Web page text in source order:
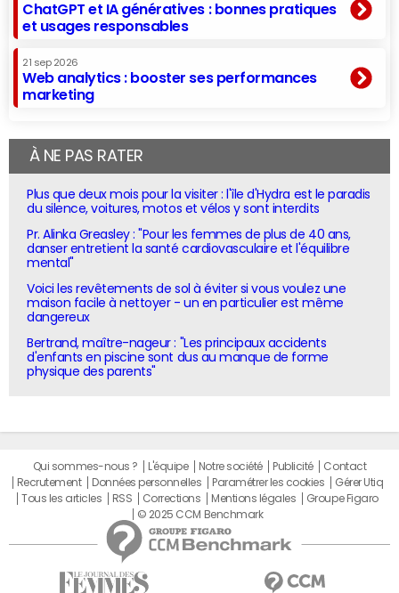
ChatGPT et IA génératives : bonnes pratiques
et usages responsables
21 sep 2026
Web analytics : booster ses performances
marketing
À NE PAS RATER
Plus que deux mois pour la visiter : l'île d'Hydra est le paradis
du silence, voitures, motos et vélos y sont interdits
Pr. Alinka Greasley : "Pour les femmes de plus de 40 ans,
danser entretient la santé cardiovasculaire et l'équilibre
mental"
Voici les revêtements de sol à éviter si vous voulez une
maison facile à nettoyer - un en particulier est même
dangereux
Bertrand, maître-nageur : "Les principaux accidents
d'enfants en piscine sont dus au manque de forme
physique des parents"
Qui sommes-nous ? L'équipe Notre société Publicité
Contact
Recrutement
Données personnelles Paramétrer les cookies
Gérer Utiq
Tous les articles
RSS Corrections Mentions légales
Groupe Figaro
© 2025 CCM Benchmark